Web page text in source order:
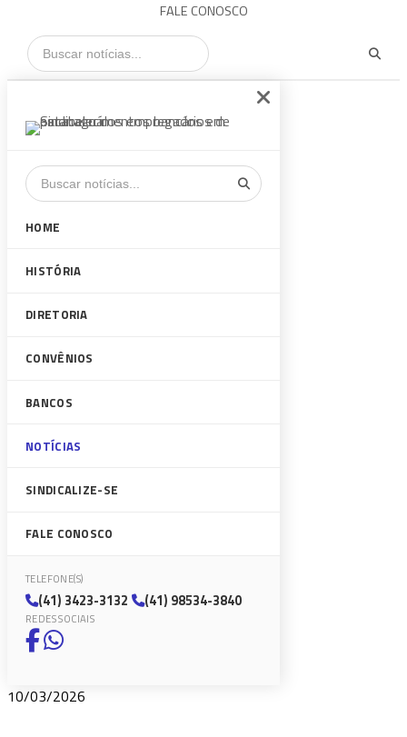
FALE CONOSCO
HOME
HISTÓRIA
DIRETORIA
CONVÊNIOS
BANCOS
NOTÍCIAS
SINDICALIZE-SE
FALE CONOSCO
TELEFONE(S)
(41) 3423-3132 (41) 98534-3840
REDES SOCIAIS
10/03/2026